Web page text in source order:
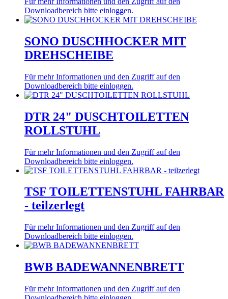
Downloadbereich bitte einloggen.
SONO DUSCHHOCKER MIT
DREHSCHEIBE
Für mehr Informationen und den Zugriff auf den
Downloadbereich bitte einloggen.
DTR 24" DUSCHTOILETTEN
ROLLSTUHL
Für mehr Informationen und den Zugriff auf den
Downloadbereich bitte einloggen.
TSF TOILETTENSTUHL FAHRBAR
- teilzerlegt
Für mehr Informationen und den Zugriff auf den
Downloadbereich bitte einloggen.
BWB BADEWANNENBRETT
Für mehr Informationen und den Zugriff auf den